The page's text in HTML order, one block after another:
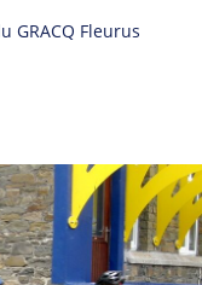
GRACQ Fleurus